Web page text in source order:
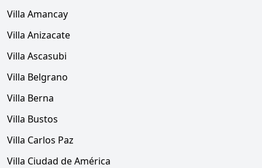
Villa Amancay
Villa Anizacate
Villa Ascasubi
Villa Belgrano
Villa Berna
Villa Bustos
Villa Carlos Paz
Villa Ciudad de América